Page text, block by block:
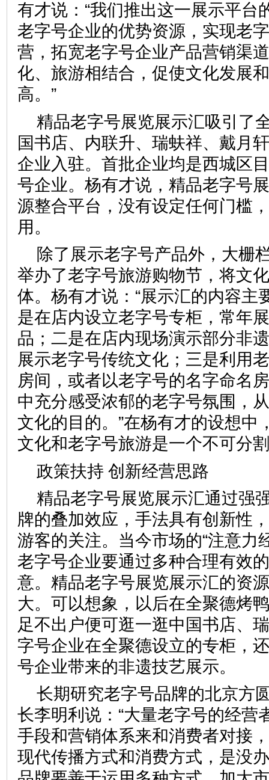
有才说：“我们推出这一展示平台
老字号企业的优势资源，实现老
营，拓宽老字号企业产品营销渠
化、旅游相结合，促使文化发展
高。”
精品老字号展览展示汇吸引了
国书店、内联升、瑞蚨祥、戴月
企业入驻。首批企业均是西城区
号企业。杨有才说，精品老字号
源整合平台，没有设定任何门槛
用。
除了展示老字号产品外，大栅
举办了老字号旅游购物节，将文
体。杨有才说：“展示汇的内容主
是在店内设立老字号专柜，常年
品；二是在店内现场演示部分非
展示老字号传统文化；三是利用
房间，或者以老字号的名字命名
中充分感受浓郁的老字号氛围，
文化的目的。”在杨有才的设想中
文化和老字号旅游是一个不可
政策扶持 创新经营思路
精品老字号展览展示汇通过强
牌的叠加效应，手法具有创新性
游客的关注。当今市场的“注意力
老字号企业要通过多种合理有效
意。精品老字号展览展示汇的资
大。可以想象，以后在全聚德烤
足不出户便可逛一逛中国书店、
字号企业在全聚德设立的专柜，
号企业带来的非遗技艺展示
长期研究老字号品牌的北京方
长李明利说：“大量老字号的经营
手段和营销体系来和消费者对接
现代传播方式和消费方式，是没